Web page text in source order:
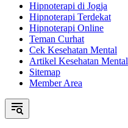
Hipnoterapi di Jogja
Hipnoterapi Terdekat
Hipnoterapi Online
Teman Curhat
Cek Kesehatan Mental
Artikel Kesehatan Mental
Sitemap
Member Area